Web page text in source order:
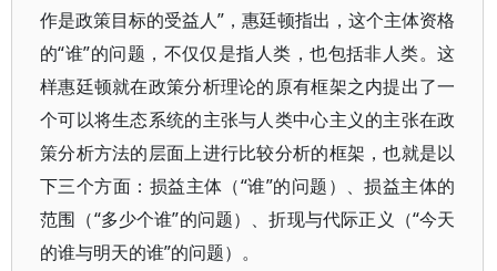
作是政策目标的受益人”，惠廷顿指出，这个主体资格
的“谁”的问题，不仅仅是指人类，也包括非人类。这
样惠廷顿就在政策分析理论的原有框架之内提出了一
个可以将生态系统的主张与人类中心主义的主张在政
策分析方法的层面上进行比较分析的框架，也就是以
下三个方面：损益主体（“谁”的问题）、损益主体的
范围（“多少个谁”的问题）、折现与代际正义（“今天
的谁与明天的谁”的问题）。